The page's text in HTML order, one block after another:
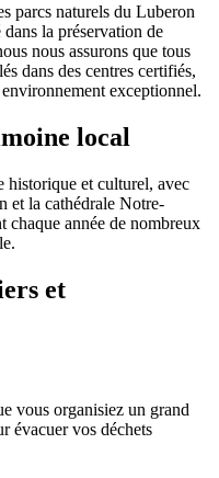
parcs naturels du Luberon
la préservation de
nous assurons que tous
dans des centres certifiés,
exceptionnel.
local
historique et culturel, avec
et la cathédrale Notre-
chaque année de nombreux
et
vous organisiez un grand
évacuer vos déchets